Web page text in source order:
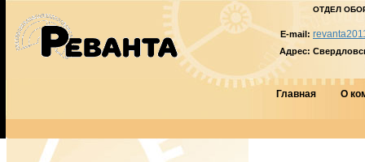
ОТДЕЛ
E-mail:
Адрес:
Главная О